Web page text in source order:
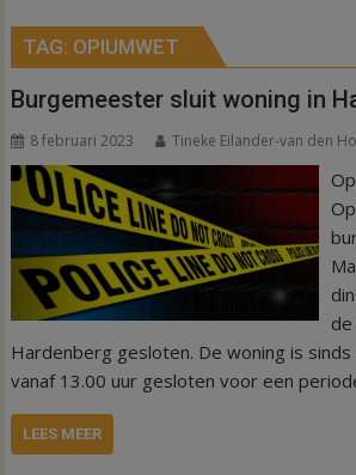
TAG: OPIUMWET
Burgemeester sluit woning in
8 februari 2023 Tineke Eilander-van den
Hardenberg gesloten. De woning is
vanaf 13.00 uur gesloten voor een
LEES MEER